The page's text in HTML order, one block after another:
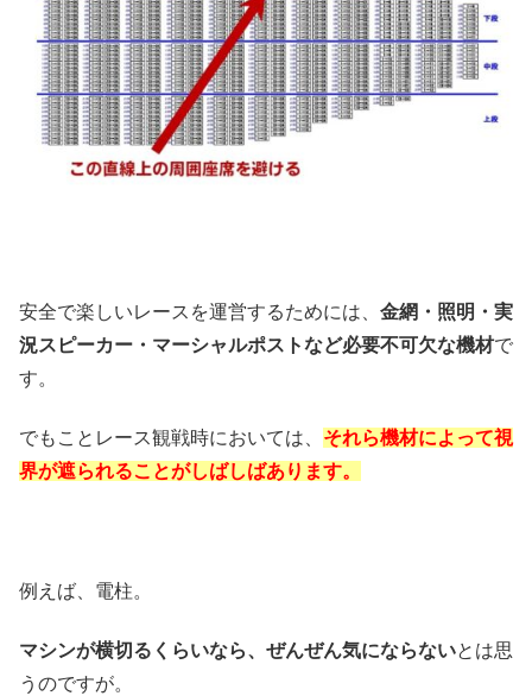
安全で楽しいレースを運営するためには、 金網・照明・実
況スピーカー・マーシャルポストなど必要不可欠な機材で
す。
でもことレース観戦時においては、 それら機材によって視
界が遮られることがしばしばあります。
例えば、電柱。
マシンが横切るくらいなら、ぜんぜん気にならないとは思
うのですが。